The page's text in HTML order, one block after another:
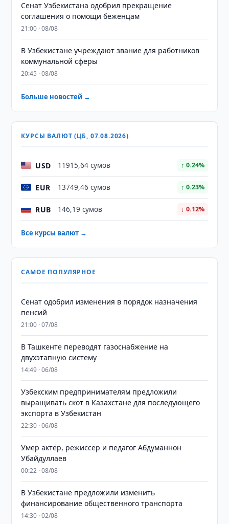
Сенат Узбекистана одобрил прекращение
соглашения о помощи беженцам
21:00 · 08/08
В Узбекистане учреждают звание для работников
коммунальной сферы
20:45 · 08/08
Больше новостей →
КУРСЫ ВАЛЮТ (ЦБ, 07.08.2026)
USD 11915,64 сумов ↑ 0.24%
EUR 13749,46 сумов ↑ 0.23%
RUB 146,19 сумов ↓ 0.12%
Все курсы валют →
САМОЕ ПОПУЛЯРНОЕ
Сенат одобрил изменения в порядок назначения
пенсий
21:00 · 07/08
В Ташкенте переводят газоснабжение на
двухэтапную систему
14:49 · 06/08
Узбекским предпринимателям предложили
выращивать скот в Казахстане для последующего
экспорта в Узбекистан
22:30 · 06/08
Умер актёр, режиссёр и педагог Абдуманнон
Убайдуллаев
00:22 · 08/08
В Узбекистане предложили изменить
финансирование общественного транспорта
14:30 · 02/08